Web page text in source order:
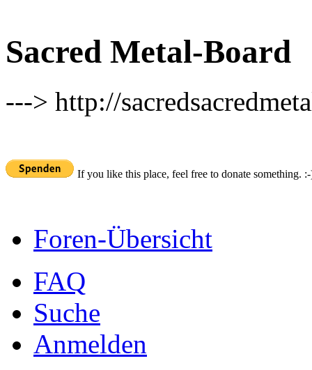
Sacred Metal-Board
---> http://
If you like this place, feel free to donate something.
Foren-Übersicht
FAQ
Suche
Anmelden